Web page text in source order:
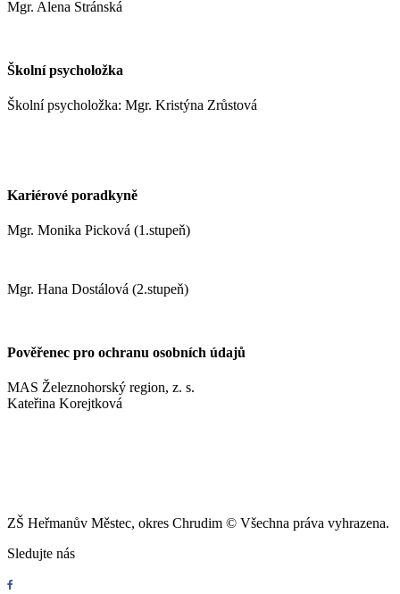
Mgr. Alena Stránská
Školní psycholožka
Školní psycholožka: Mgr. Kristýna Zrůstová
Kariérové poradkyně
Mgr. Monika Picková (1.stupeň)
Mgr. Hana Dostálová (2.stupeň)
Pověřenec pro ochranu osobních údajů
MAS Železnohorský region, z. s.
Kateřina Korejtková
ZŠ Heřmanův Městec, okres Chrudim © Všechna práva vyhrazena.
Sledujte nás